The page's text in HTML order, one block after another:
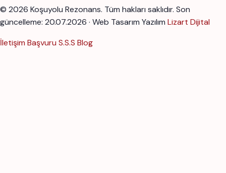
© 2026 Koşuyolu Rezonans. Tüm hakları saklıdır. Son
güncelleme: 20.07.2026 · Web Tasarım Yazılım Lizart Dijital
İletişim Başvuru S.S.S Blog